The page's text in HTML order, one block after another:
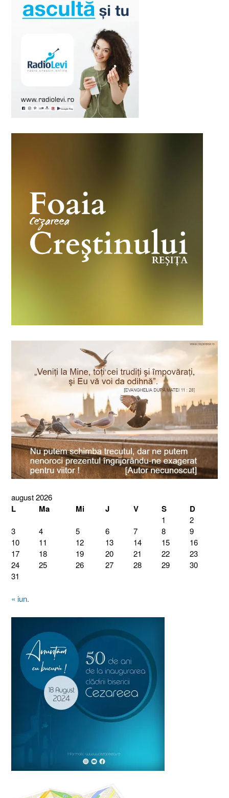
august 2026
L Ma Mi J V S D
1
2
3
4 5 6 7 8
9
10
11 12 13 14 15
16
17
18 19 20 21 22
23
24
25 26 27 28 29
30
31
« iun.